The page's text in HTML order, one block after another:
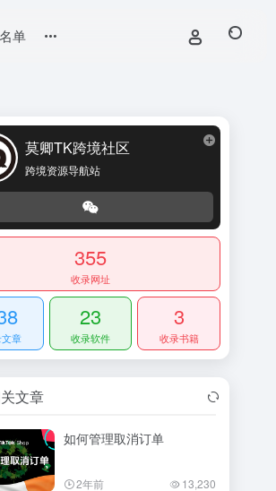
单
莫卿TK跨境社区
跨境资源导航站
355
收录网址
章
23
收录软件
3
收录书籍
文章
如何管理取消订单
2年前 13,230